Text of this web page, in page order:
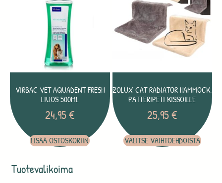
Tuotevalikoima
VIRBAC VET AQUADENT FRESH
LIUOS 500ML
24,95€
LISÄÄ OSTOSKORIIN
ZOLUX CAT RADIATOR HAMMOCK,
PATTERIPETI KISSOILLE
25,95€
VALITSE VAIHTOEHDOISTA